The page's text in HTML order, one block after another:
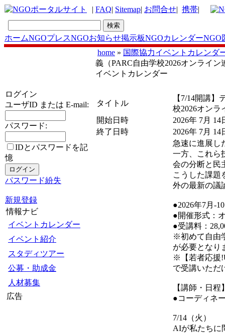
| FAQ| Sitemap| お問合せ| 携帯|
ホームNGOプレスNGOお知らせ掲示板NGOカレンダーNGO
ログイン
ユーザID または E-mail:
パスワード:
IDとパスワードを記
憶
パスワード紛失
新規登録
情報ナビ
イベントカレンダー
イベント紹介
スタディツアー
公募・助成金
人材募集
広告
home » 国際協力イベントカレンダ
義（PARC自由学校2026オンライン
イベントカレンダー
タイトル
【7/14開講
校2026オンラ
開始日時
2026年 7月
終了日時
2026年 7月
急速に進展し
一方、これら
会の分断と民
こうした課題
外の最新の議
●2026年7月
●開催形式：
●受講料：
※初めて自由
が必要となり
※【若者応援
で受講いただ
【講師・日程
●コーディネ
7/14（火）
AIが私たち